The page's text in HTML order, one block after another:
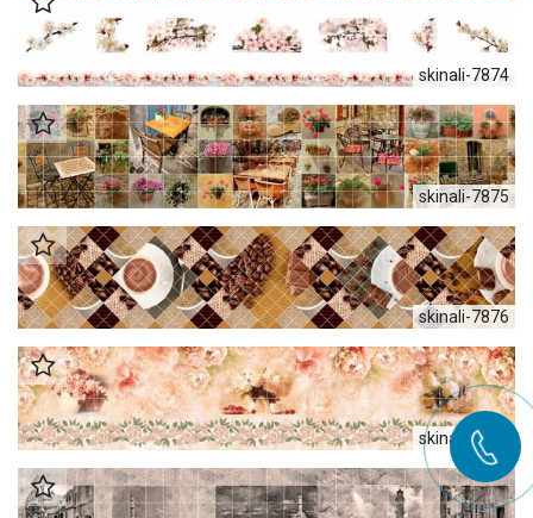
skinali-7874
skinali-7875
skinali-7876
skinali-7877